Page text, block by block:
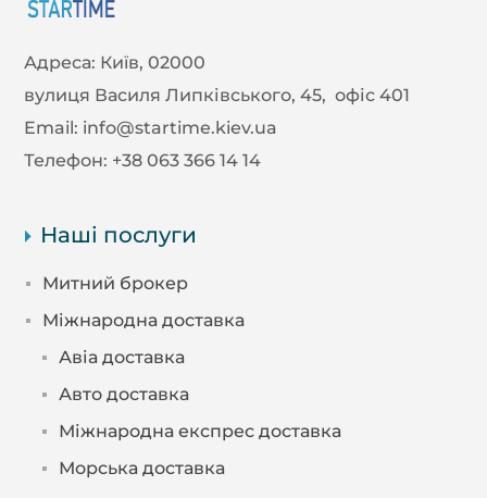
Адреса: Київ, 02000
вулиця Василя Липківського, 45, офіс 401
Email: info@startime.kiev.ua
Телефон: +38 063 366 14 14
Наші послуги
Митний брокер
Міжнародна доставка
Авіа доставка
Авто доставка
Міжнародна експрес доставка
Морська доставка